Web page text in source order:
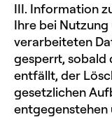
III. Information
Ihre bei
verarbeiteten
gesperrt, sobald
entfällt, der
gesetzlichen
entgegenstehen